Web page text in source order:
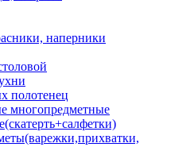
наперники
полотенец
многопредметные